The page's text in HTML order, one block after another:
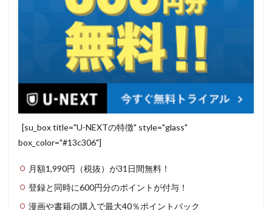
[su_box title="U-NEXTの特徴" style="glass"
box_color="#13c306"]
月額1,990円（税抜）が31日間無料！
登録と同時に600円分のポイントが付与！
漫画や書籍の購入で最大40％ポイントバック